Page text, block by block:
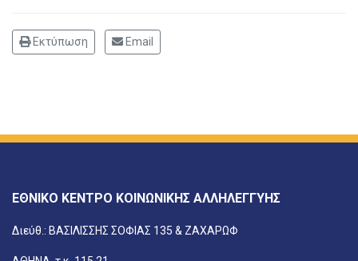
Εκτύπωση Email
ΕΘΝΙΚΟ ΚΕΝΤΡΟ ΚΟΙΝΩΝΙΚΗΣ ΑΛΛΗΛΕΓΓΥΗΣ
Διεύθ.: ΒΑΣΙΛΙΣΣΗΣ ΣΟΦΙΑΣ 135 & ΖΑΧΑΡΩΦ